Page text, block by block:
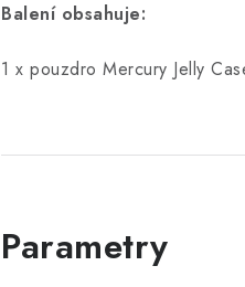
Balení obsahuje:
1 x pouzdro Mercury Jelly